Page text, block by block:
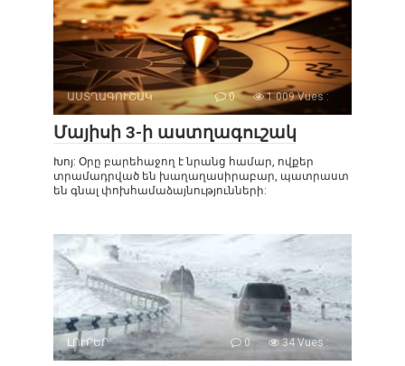
ԱՍՏՂԱԳՈՒՇԱԿ 0 1 009 Vues :
Մայիսի 3-ի աստղագուշակ
Խոյ: Օրը բարեհաջող է նրանց համար, ովքեր
տրամադրված են խաղաղասիրաբար, պատրաստ
են գնալ փոխհամաձայնությունների:
ԼՈՒՐԵՐ 0 34 Vues :